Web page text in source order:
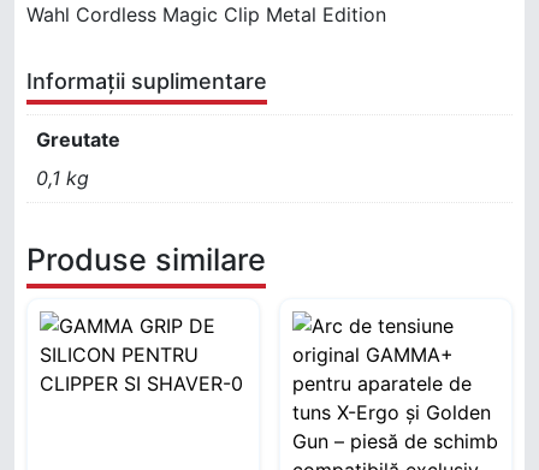
Wahl Cordless Magic Clip Metal Edition
Informații suplimentare
Greutate
0,1 kg
Produse similare